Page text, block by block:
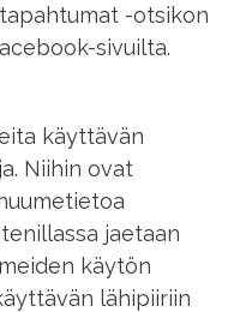
-otsikon
sivuilta.
käyttävän
Niihin ovat
jaetaan
käytön
lähipiiriin